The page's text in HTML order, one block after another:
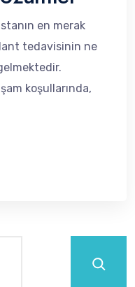
en merak
tedavisinin ne
koşullarında,